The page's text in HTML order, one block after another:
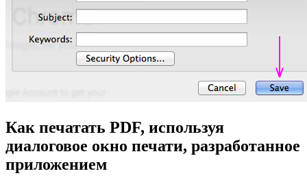
Как печатать PDF, используя
диалоговое окно печати, разработанное
приложением